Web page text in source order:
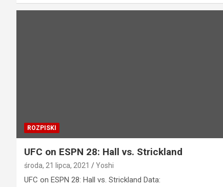
ROZPISKI
UFC on ESPN 28: Hall vs. Strickland
środa, 21 lipca, 2021 Yoshi
UFC on ESPN 28: Hall vs. Strickland Data: